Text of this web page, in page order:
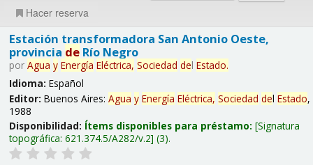
Hacer reserva
Estación transformadora San Antonio Oeste,
provincia deRío Negro
por Agua y Energía Eléctrica, Sociedad del Estado.
Idioma: Español
Editor: Buenos Aires: Agua y Energía Eléctrica, Sociedad del Estado,
1988
Disponibilidad: Ítems disponibles para préstamo: Signatura
topográfica: 621.374.5/A282/v.2 (3).